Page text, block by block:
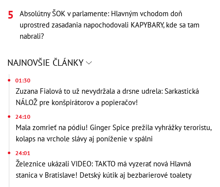
Absolútny ŠOK v parlamente: Hlavným vchodom doň
uprostred zasadania napochodovali KAPYBARY, kde sa tam
nabrali?
NAJNOVŠIE ČLÁNKY
01:30
Zuzana Fialová to už nevydržala a drsne udrela: Sarkastická
NÁLOŽ pre konšpirátorov a popieračov!
24:10
Mala zomrieť na pódiu! Ginger Spice prežila vyhrážky teroristu,
kolaps na vrchole slávy aj poníženie v spálni
24:01
Železnice ukázali VIDEO: TAKTO má vyzerať nová Hlavná
stanica v Bratislave! Detský kútik aj bezbarierové toalety